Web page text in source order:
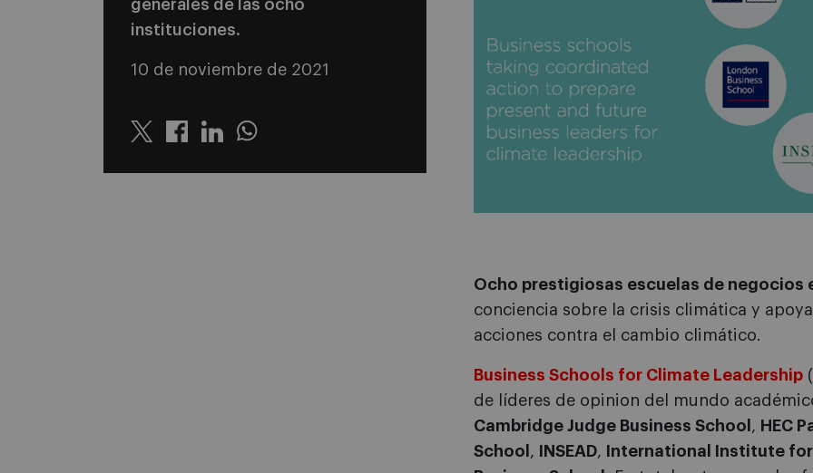
generales de las ocho
instituciones.
10 de noviembre de 2021
Twitter LinkedinWhatsapp
Ocho prestigiosas escuelas de negocios
conciencia sobre la crisis climática y
acciones contra el cambio climático.
Business Schools for Climate Leadership
de líderes de opinion del mundo
Cambridge Judge Business School , HEC
School , INSEAD,
International Institute